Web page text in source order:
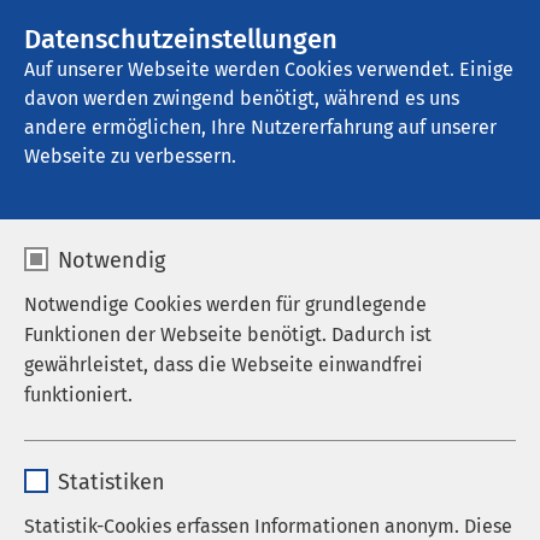
Datenschutzeinstellungen
Auf unserer Webseite werden Cookies verwendet. Einige
davon werden zwingend benötigt, während es uns
andere ermöglichen, Ihre Nutzererfahrung auf unserer
Webseite zu verbessern.
Notwendig
Notwendige Cookies werden für grundlegende
Funktionen der Webseite benötigt. Dadurch ist
gewährleistet, dass die Webseite einwandfrei
funktioniert.
Anbieter sgalinski
Statistiken
Statistik-Cookies erfassen Informationen anonym. Diese
AMEOS Klinikum für Forensische
Psychiatrie und Psychotherapie Osnabrück